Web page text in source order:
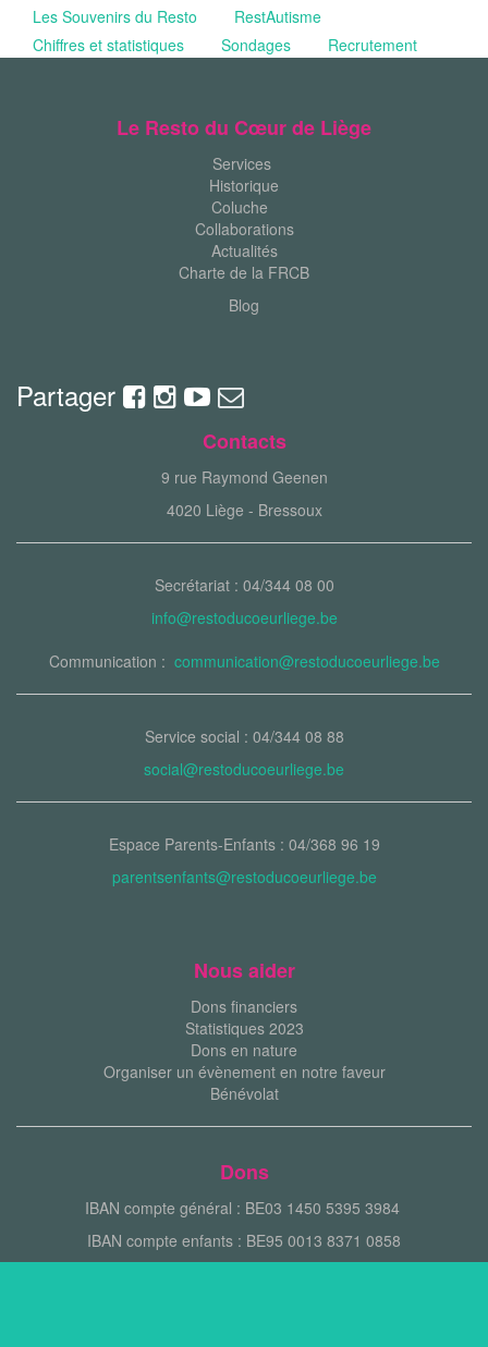
Les Souvenirs du Resto
RestAutisme
Chiffres et statistiques
Sondages Recrutement
Le Resto du Cœur de Liège
Services
Historique
Coluche
Collaborations
Actualités
Charte de la FRCB
Blog
Partager
Contacts
9 rue Raymond Geenen
4020 Liège - Bressoux
Secrétariat : 04/344 08 00
info@restoducoeurliege.be
Communication : communication@restoducoeurliege.be
Service social : 04/344 08 88
social@restoducoeurliege.be
Espace Parents-Enfants : 04/368 96 19
parentsenfants@restoducoeurliege.be
Nous aider
Dons financiers
Statistiques 2023
Dons en nature
Organiser un évènement en notre faveur
Bénévolat
Dons
IBAN compte général : BE03 1450 5395 3984
IBAN compte enfants : BE95 0013 8371 0858